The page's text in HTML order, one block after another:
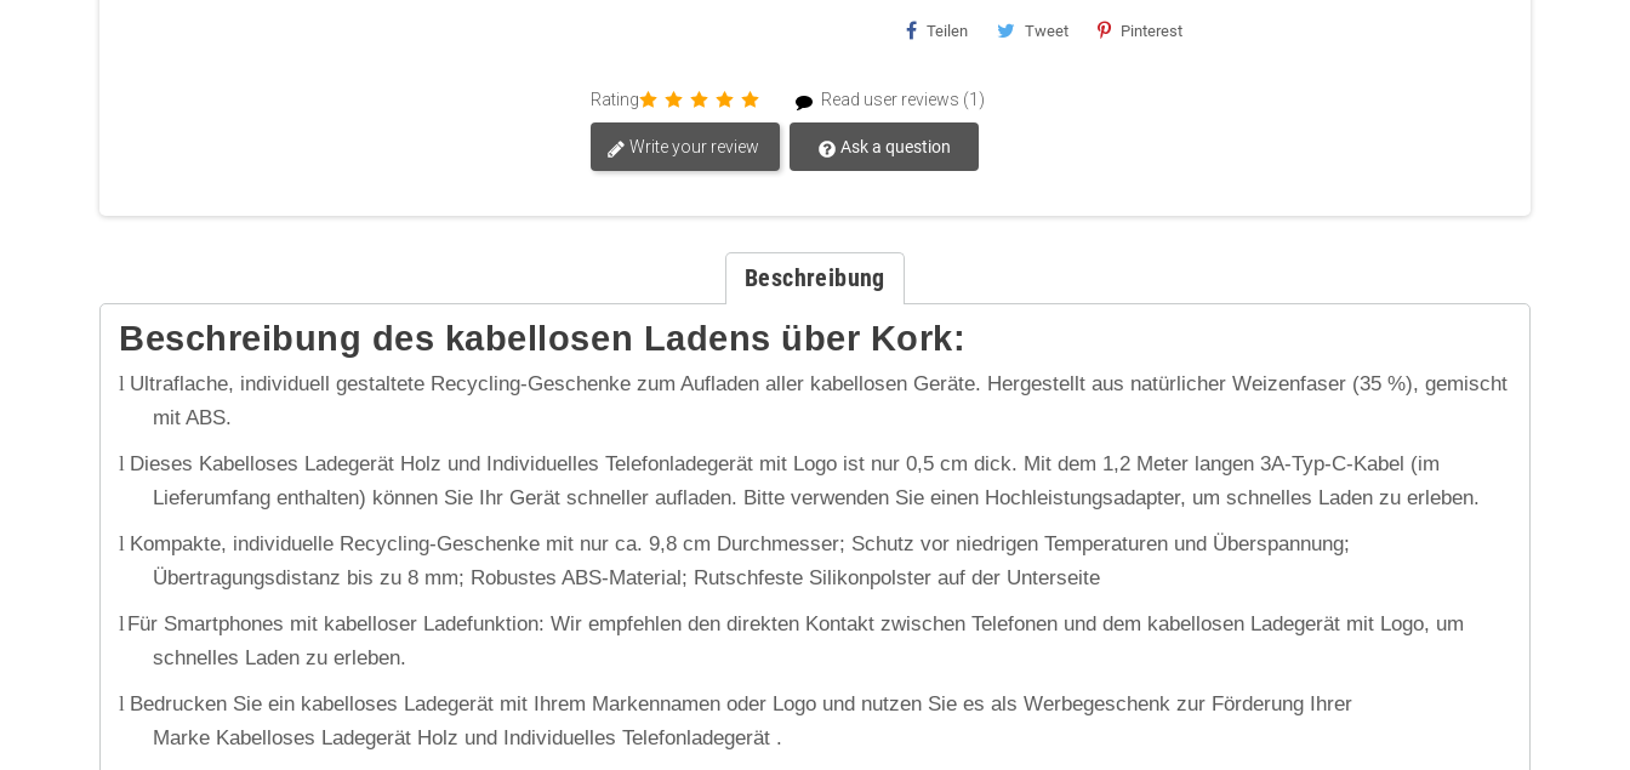
Teilen Tweet Pinterest
Rating Read user reviews (1)
Write your review Ask a question
Beschreibung
Beschreibung des kabellosen Ladens über Kork:
l Ultraflache, individuell gestaltete Recycling-Geschenke zum Aufladen aller kabellosen Geräte. Hergestellt aus natürlicher Weizenfaser (35 %), gemischt
mit ABS.
l Dieses Kabelloses Ladegerät Holz und Individuelles Telefonladegerät mit Logo ist nur 0,5 cm dick. Mit dem 1,2 Meter langen 3A-Typ-C-Kabel (im
Lieferumfang enthalten) können Sie Ihr Gerät schneller aufladen. Bitte verwenden Sie einen Hochleistungsadapter, um schnelles Laden zu erleben.
l Kompakte, individuelle Recycling-Geschenke mit nur ca. 9,8 cm Durchmesser; Schutz vor niedrigen Temperaturen und Überspannung;
Übertragungsdistanz bis zu 8 mm; Robustes ABS-Material; Rutschfeste Silikonpolster auf der Unterseite
lFür Smartphones mit kabelloser Ladefunktion: Wir empfehlen den direkten Kontakt zwischen Telefonen und dem kabellosen Ladegerät mit Logo, um
schnelles Laden zu erleben.
l Bedrucken Sie ein kabelloses Ladegerät mit Ihrem Markennamen oder Logo und nutzen Sie es als Werbegeschenk zur Förderung Ihrer
Marke Kabelloses Ladegerät Holz und Individuelles Telefonladegerät .